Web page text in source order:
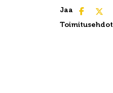
Jaa
Toimitusehdot